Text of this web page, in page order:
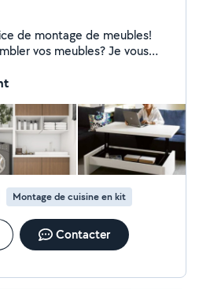
de montage de meubles!
vos meubles? Je vous
(+5 euros dans les
Montage, démontage et
meubles (IKEÀ, Conforama
si besoin Rapide et de
rapidement (moins de 24h )
et week-end. Au plaisir de
Montage de cuisine en kit
Contacter